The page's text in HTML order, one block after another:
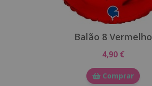
Balão 8 Vermelho
4,90 €
Comprar